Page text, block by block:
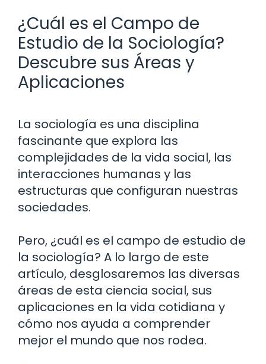
¿Cuál es el Campo de
Estudio de la Sociología?
Descubre sus Áreas y
Aplicaciones
La sociología es una disciplina
fascinante que explora las
complejidades de la vida social, las
interacciones humanas y las
estructuras que configuran nuestras
sociedades.
Pero, ¿cuál es el campo de estudio de
la sociología? A lo largo de este
artículo, desglosaremos las diversas
áreas de esta ciencia social, sus
aplicaciones en la vida cotidiana y
cómo nos ayuda a comprender
mejor el mundo que nos rodea.